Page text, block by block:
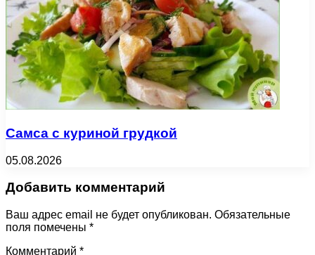
Самса с куриной грудкой
05.08.2026
Добавить комментарий
Ваш адрес email не будет опубликован. Обязательные
поля помечены *
Комментарий *